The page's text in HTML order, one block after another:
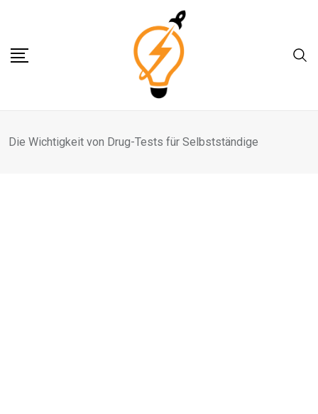
content
Die Wichtigkeit von Drug-Tests für Selbstständige